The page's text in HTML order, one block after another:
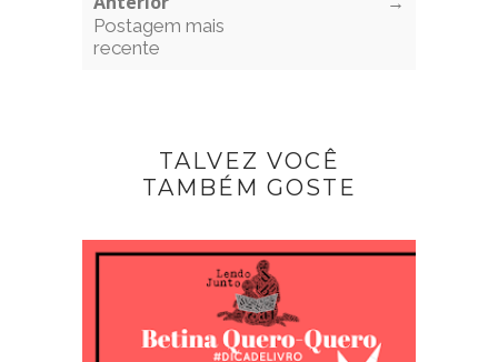
Postagem mais
recente
TALVEZ VOCÊ
TAMBÉM GOSTE